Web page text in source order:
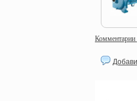
Комментарии